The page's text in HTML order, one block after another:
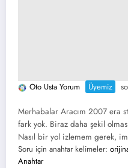
Oto Usta Yorum Üyemiz
Merhabalar Aracım 2007 era
fark yok. Biraz daha şekil
Nasıl bir yol izlemem gerek,
Soru için anahtar kelimeler:
Anahtar